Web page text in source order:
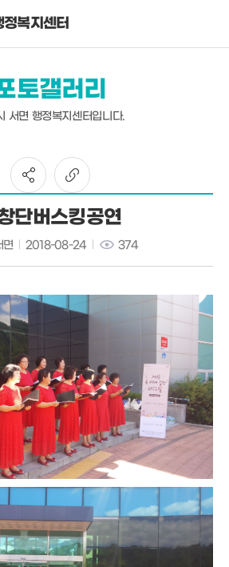
복지센터
토갤러리
서면 행정복지센터입니다.
단버스킹공연
면 2018-08-24 374